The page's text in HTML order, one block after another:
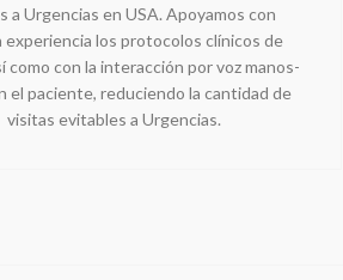
a Urgencias en USA. Apoyamos con
experiencia los protocolos clínicos de
como con la interacción por voz manos-
el paciente, reduciendo la cantidad de
visitas evitables a Urgencias.